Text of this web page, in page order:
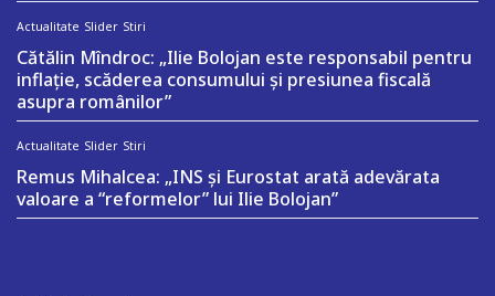
Actualitate Slider Stiri
Cătălin Mîndroc: „Ilie Bolojan este responsabil pentru
inflație, scăderea consumului și presiunea fiscală
asupra românilor”
Actualitate Slider Stiri
Remus Mihalcea: „INS și Eurostat arată adevărata
valoare a “reformelor” lui Ilie Bolojan”